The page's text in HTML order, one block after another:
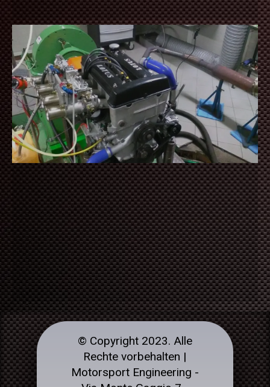
© Copyright 2023. Alle
Rechte vorbehalten |
Motorsport Engineering -